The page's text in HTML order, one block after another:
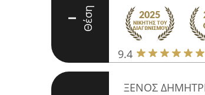
I Θέση
9.4
ΞΕΝΟΣ